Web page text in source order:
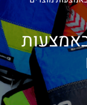
באמצעות